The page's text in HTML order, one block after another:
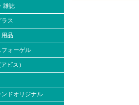
雑誌
ラス
用品
フォーゲル
ビス）
ンドオリジナル